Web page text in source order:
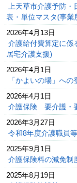
上天草市介護予防
表・単位マスタ(事業
2026年4月13日
介護給付費算定に係
居宅介護支援)
2026年4月1日
「かよいの場」への
2026年4月1日
介護保険 要介護・
2026年3月27日
令和8年度介護職員
2025年9月1日
介護保険料の減免制
2025年8月19日